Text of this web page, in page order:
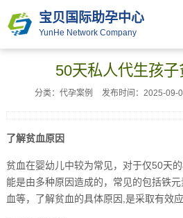
宝贝国际助孕中心
YunHe Network Company
50天私人代生孩
分类：代孕案例 发布时间：2025-09-
了解贫血原因
贫血在婴幼儿中较为常见，对于仅50天
能是由多种原因造成的，常见的包括铁
血等，了解贫血的具体原因,是采取有效